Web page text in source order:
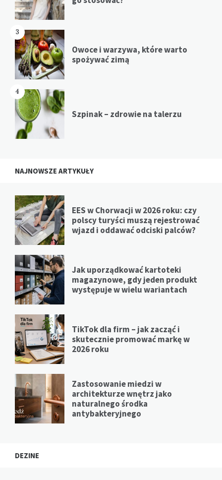
3
Owoce i warzywa, które warto
spożywać zimą
4
Szpinak – zdrowie na talerzu
NAJNOWSZE ARTYKUŁY
EES w Chorwacji w 2026 roku: czy
polscy turyści muszą rejestrować
wjazd i oddawać odciski palców?
Jak uporządkować kartoteki
magazynowe, gdy jeden produkt
występuje w wielu wariantach
TikTok dla firm – jak zacząć i
skutecznie promować markę w
2026 roku
Zastosowanie miedzi w
architekturze wnętrz jako
naturalnego środka
antybakteryjnego
DEZINE